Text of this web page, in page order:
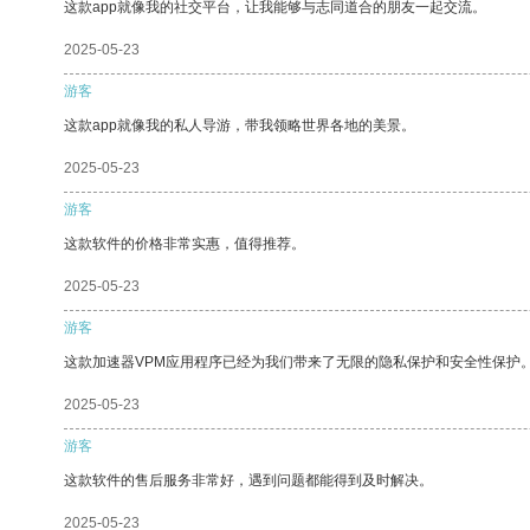
这款app就像我的社交平台，让我能够与志同道合的朋友一起交流。
2025-05-23
游客
这款app就像我的私人导游，带我领略世界各地的美景。
2025-05-23
游客
这款软件的价格非常实惠，值得推荐。
2025-05-23
游客
这款加速器VPM应用程序已经为我们带来了无限的隐私保护和安全性保护
2025-05-23
游客
这款软件的售后服务非常好，遇到问题都能得到及时解决。
2025-05-23